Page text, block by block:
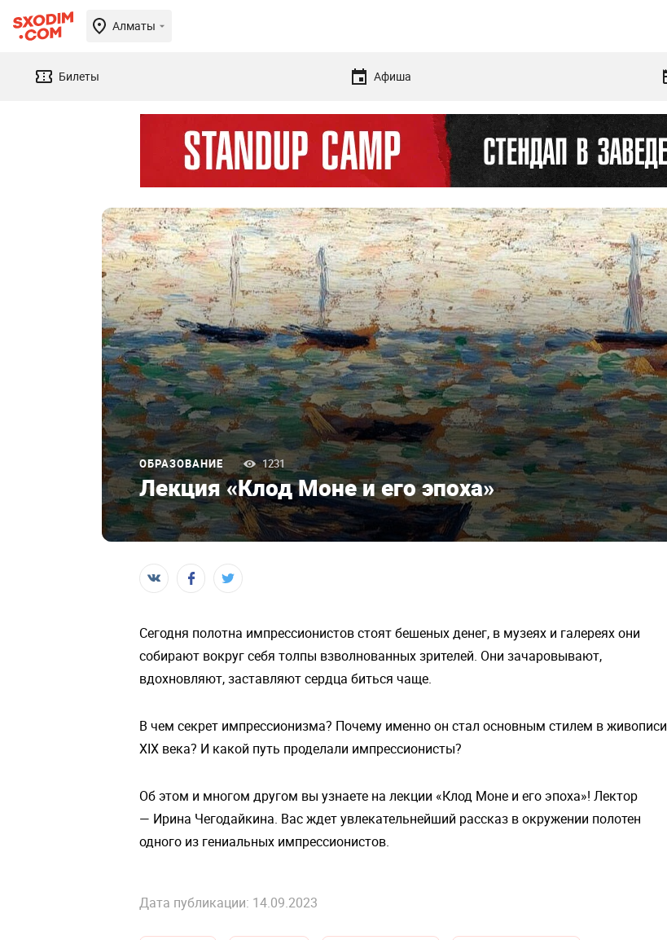
Алматы
Билеты Афиша
ОБРАЗОВАНИЕ 1231
Лекция «Клод Моне и его эпоха»
Сегодня полотна импрессионистов стоят бешеных денег, в музеях и галереях они
собирают вокруг себя толпы взволнованных зрителей. Они зачаровывают,
вдохновляют, заставляют сердца биться чаще.
В чем секрет импрессионизма? Почему именно он стал основным стилем в живописи
XIX века? И какой путь проделали импрессионисты?
Об этом и многом другом вы узнаете на лекции «Клод Моне и его эпоха»! Лектор
— Ирина Чегодайкина. Вас ждет увлекательнейший рассказ в окружении полотен
одного из гениальных импрессионистов.
Дата публикации: 14.09.2023